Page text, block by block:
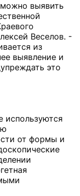
выявить
Веселов. -
из
выявление и
это
используются
от формы и